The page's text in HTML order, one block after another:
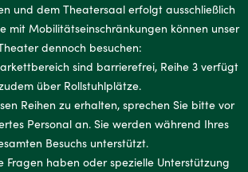
und dem Theatersaal erfolgt ausschließlich
mit Mobilitätseinschränkungen können unser
dennoch besuchen:
sind barrierefrei, Reihe 3 verfügt
über Rollstuhlplätze.
Reihen zu erhalten, sprechen Sie bitte vor
Personal an. Sie werden während Ihres
Besuchs unterstützt.
Fragen haben oder spezielle Unterstützung